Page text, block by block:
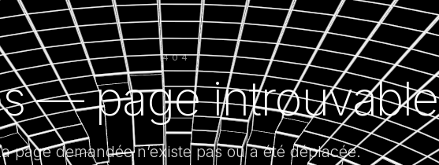
404
— page introuvable
page demandée n’existe pas ou a été déplacée.